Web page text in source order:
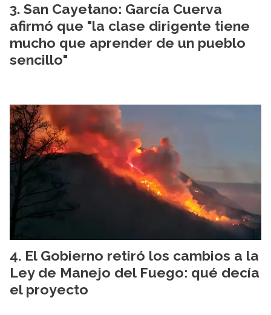
San Cayetano: García Cuerva
afirmó que "la clase dirigente tiene
mucho que aprender de un pueblo
sencillo"
El Gobierno retiró los cambios a la
Ley de Manejo del Fuego: qué decía
el proyecto